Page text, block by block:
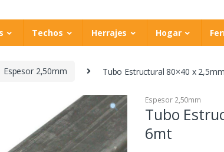
Techos Herrajes Hogar
Espesor 2,50mm Tubo Estructural 80×40 x
Espesor 2,50mm
Tubo
6mt